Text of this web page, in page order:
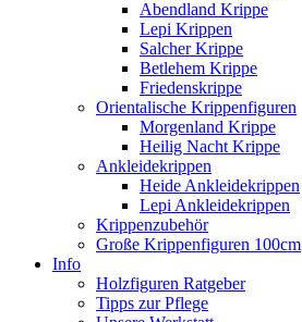
Abendland Krippe
Lepi Krippen
Salcher Krippe
Betlehem Krippe
Friedenskrippe
Orientalische Krippenfiguren
Morgenland Krippe
Heilig Nacht Krippe
Ankleidekrippen
Heide Ankleidekrippen
Lepi Ankleidekrippen
Krippenzubehör
Große Krippenfiguren 100cm
Info
Holzfiguren Ratgeber
Tipps zur Pflege